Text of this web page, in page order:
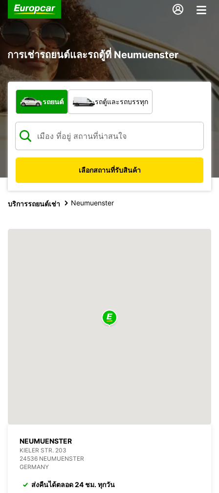
การเช่ารถยนต์และรถตู้ที่ Neumuenster
รถประเภทใด
รถยนต์ รถตู้และรถบรรทุก
เลือกสถานที่รับสินค้า
บริการรถยนต์เช่า Neumuenster
NEUMUENSTER
KIELER STR. 203
24536 NEUMUENSTER
GERMANY
ส่งคืนได้ตลอด 24 ชม. ทุกวัน